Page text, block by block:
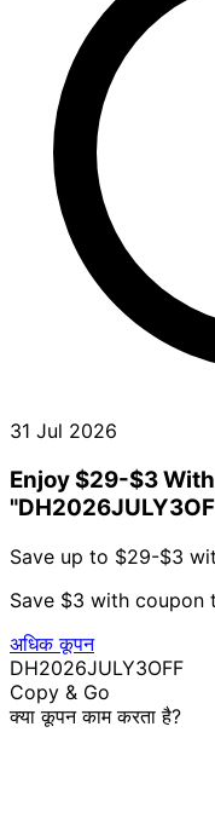
31 Jul 2026
Enjoy $29-$3
Save up to $29-$3
Save $3 with coupon
अधिक कूपन
DH2026JULY3OFF
Copy & Go
क्या कूपन काम करता है?